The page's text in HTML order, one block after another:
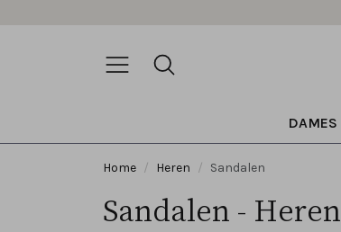
DAMES
Home Heren Sandalen
Sandalen - Heren